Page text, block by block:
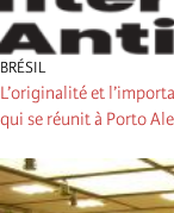
BRÉSIL
L’originalité et
qui se réunit à Porto